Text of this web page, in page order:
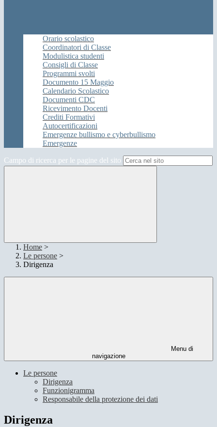
Orario scolastico
Coordinatori di Classe
Modulistica studenti
Consigli di Classe
Programmi svolti
Documento 15 Maggio
Calendario Scolastico
Documenti CDC
Ricevimento Docenti
Crediti Formativi
Autocertificazioni
Emergenze bullismo e cyberbullismo
Emergenze
Campo di ricerca per le pagine del sito
Home >
Le persone >
Dirigenza
Menu di
navigazione
Le persone
Dirigenza
Funzionigramma
Responsabile della protezione dei dati
Dirigenza